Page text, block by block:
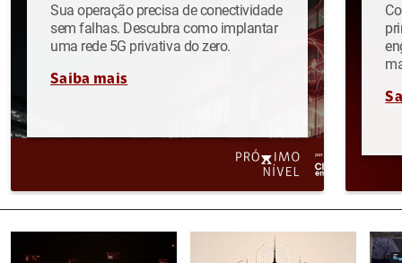
Sua operação precisa de conectividade
sem falhas. Descubra como implantar
uma rede 5G privativa do zero.
Saiba mais